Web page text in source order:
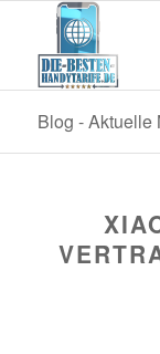
Blog - Aktuelle